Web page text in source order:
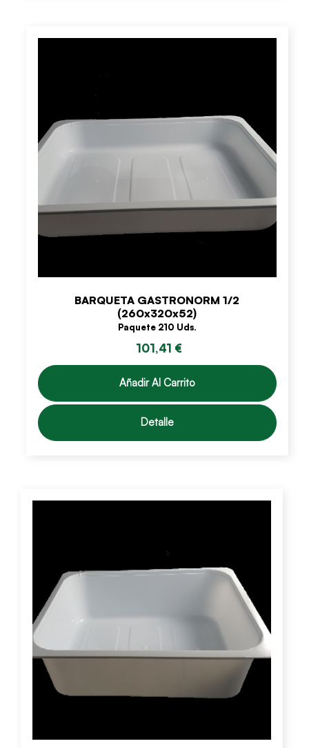
BARQUETA GASTRONORM 1/2
(260x320x52)
Paquete 210 Uds.
101,41 €
Añadir Al Carrito
Detalle